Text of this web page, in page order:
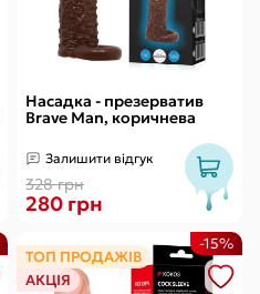
Насадка - презерватив
Brave Man, коричнева
Залишити відгук
328 грн
280 грн
ТОП ПРОДАЖІВ
АКЦІЯ
-15%